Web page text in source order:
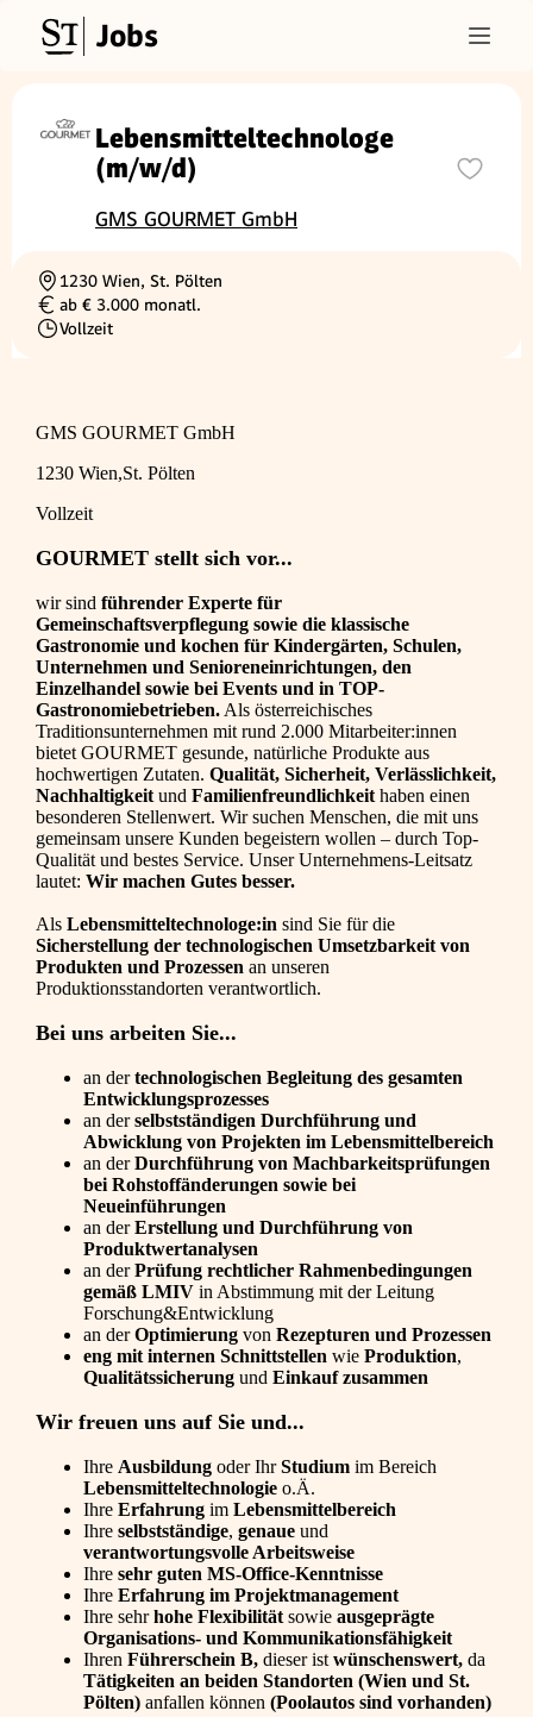
Jobs
Lebensmitteltechnologe
(m/w/d)
GMS GOURMET GmbH
Ortschaft
1230 Wien, St. Pölten
Gehalt
ab € 3.000 monatl.
Beschäftigungsart
Vollzeit
GMS GOURMET GmbH
1230 Wien,St. Pölten
Vollzeit
GOURMET stellt sich vor...
wir sind führender Experte für
Gemeinschaftsverpflegung sowie die klassische
Gastronomie und kochen für Kindergärten, Schulen,
Unternehmen und Senioreneinrichtungen, den
Einzelhandel sowie bei Events und in TOP-
Gastronomiebetrieben. Als österreichisches
Traditionsunternehmen mit rund 2.000 Mitarbeiter:innen
bietet GOURMET gesunde, natürliche Produkte aus
hochwertigen Zutaten. Qualität, Sicherheit, Verlässlichkeit,
Nachhaltigkeit und Familienfreundlichkeit haben einen
besonderen Stellenwert. Wir suchen Menschen, die mit uns
gemeinsam unsere Kunden begeistern wollen – durch Top-
Qualität und bestes Service. Unser Unternehmens-Leitsatz
lautet: Wir machen Gutes besser.
Als Lebensmitteltechnologe:in sind Sie für die
Sicherstellung der technologischen Umsetzbarkeit von
Produkten und Prozessen an unseren
Produktionsstandorten verantwortlich.
Bei uns arbeiten Sie...
an dertechnologischen Begleitung des gesamten
Entwicklungsprozesses
an derselbstständigen Durchführung und
Abwicklung von Projekten im Lebensmittelbereich
an derDurchführung von Machbarkeitsprüfungen
bei Rohstoffänderungen sowie bei
Neueinführungen
an derErstellung und Durchführung von
Produktwertanalysen
an derPrüfung rechtlicher Rahmenbedingungen
gemäß LMIV in Abstimmung mit der Leitung
Forschung&Entwicklung
an derOptimierung von Rezepturen und Prozessen
eng mit internen Schnittstellen wie Produktion,
Qualitätssicherung und Einkauf zusammen
Wir freuen uns auf Sie und...
Ihre Ausbildung oder IhrStudium im Bereich
Lebensmitteltechnologie o.Ä.
Ihre Erfahrung im Lebensmittelbereich
Ihre selbstständige, genaue und
verantwortungsvolle Arbeitsweise
Ihre sehr guten MS-Office-Kenntnisse
Ihre Erfahrung im Projektmanagement
Ihre sehrhohe Flexibilität sowie ausgeprägte
Organisations- und Kommunikationsfähigkeit
Ihren Führerschein B, dieser ist wünschenswert, da
Tätigkeiten an beiden Standorten (Wien und St.
Pölten) anfallen können (Poolautos sind vorhanden)